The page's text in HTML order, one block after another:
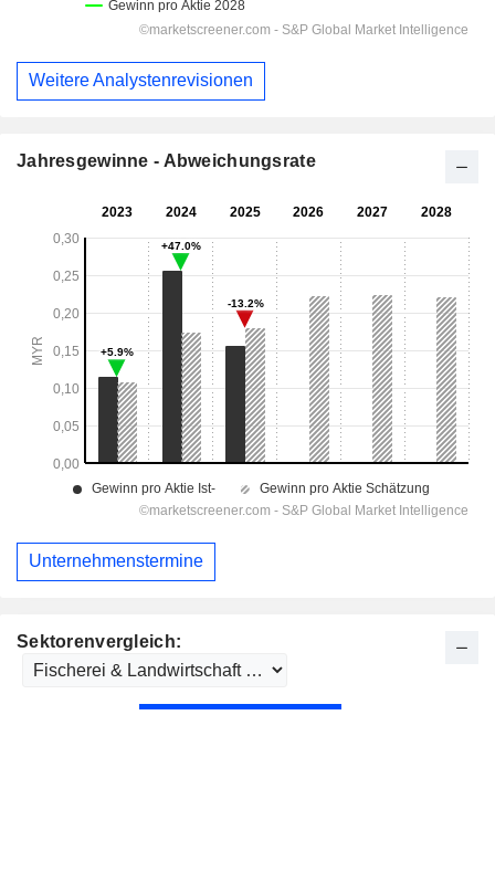
Sektorenvergleich:
Weitere Analystenrevisionen
Jahresgewinne - Abweichungsrate
Unternehmenstermine